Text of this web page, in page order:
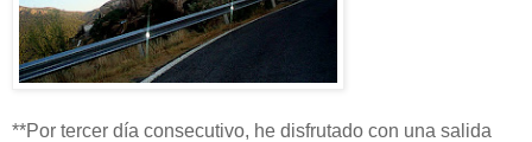
**Por tercer día consecutivo, he disfrutado con una salida